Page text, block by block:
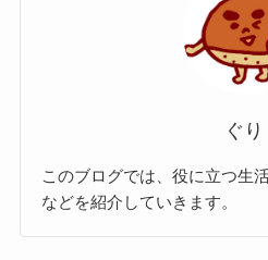
ぐり
このブログでは、役に立つ生
などを紹介していきます。